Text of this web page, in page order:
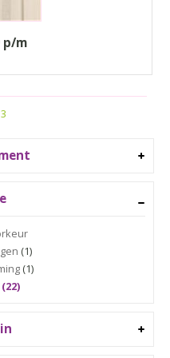
(1)
(1)
p/m
3